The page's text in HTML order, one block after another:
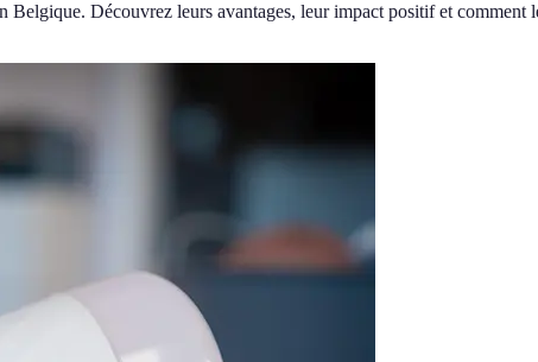
Belgique. Découvrez leurs avantages, leur impact positif et comment